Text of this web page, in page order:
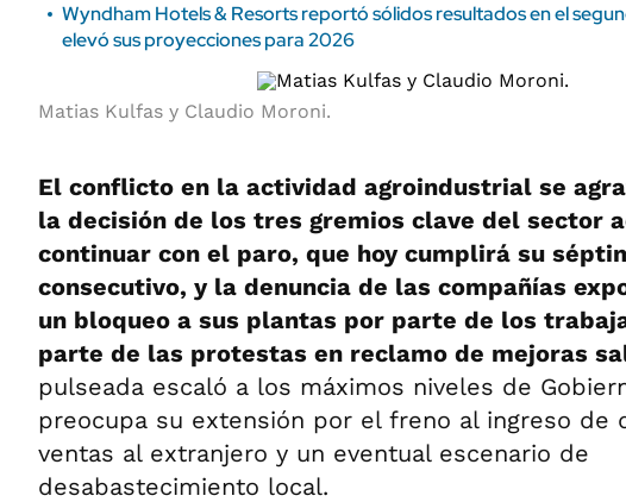
Wyndham Hotels & Resorts reportó sólidos resultados en el
elevó sus proyecciones para 2026
Matias Kulfas y Claudio Moroni.
El conflicto en la actividad agroindustrial se
la decisión de los tres gremios clave del sector
continuar con el paro, que hoy cumplirá su
consecutivo, y la denuncia de las compañías
un bloqueo a sus plantas por parte de los
parte de las protestas en reclamo de mejoras
pulseada escaló a los máximos niveles de
preocupa su extensión por el freno al ingreso de
ventas al extranjero y un eventual escenario de
desabastecimiento local.